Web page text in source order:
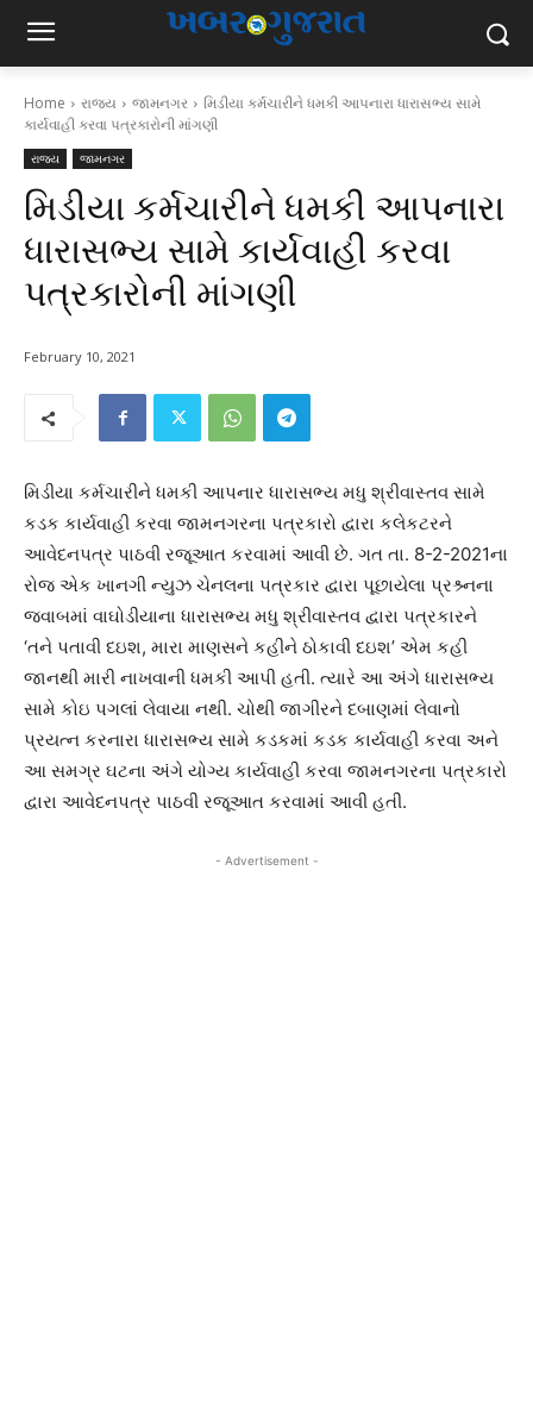
Home રાજ્ય જામનગર
મિડીયા કર્મચારીને ધમકી આપનારા ધારાસભ્ય સામે
કાર્યવાહી કરવા પત્રકારોની માંગણી
રાજ્ય જામનગર
મિડીયા કર્મચારીને ધમકી આપનારા
ધારાસભ્ય સામે કાર્યવાહી કરવા
પત્રકારોની માંગણી
February 10, 2021
મિડીયા કર્મચારીને ધમકી આપનાર ધારાસભ્ય મધુ શ્રીવાસ્તવ સામે
કડક કાર્યવાહી કરવા જામનગરના પત્રકારો દ્વારા કલેકટરને
આવેદનપત્ર પાઠવી રજૂઆત કરવામાં આવી છે. ગત તા. 8-2-2021ના
રોજ એક ખાનગી ન્યુઝ ચેનલના પત્રકાર દ્વારા પૂછાયેલા પ્રશ્ર્નના
જવાબમાં વાઘોડીયાના ધારાસભ્ય મધુ શ્રીવાસ્તવ દ્વારા પત્રકારને
‘તને પતાવી દઇશ, મારા માણસને કહીને ઠોકાવી દઇશ’ એમ કહી
જાનથી મારી નાખવાની ધમકી આપી હતી. ત્યારે આ અંગે ધારાસભ્ય
સામે કોઇ પગલાં લેવાયા નથી. ચોથી જાગીરને દબાણમાં લેવાનો
પ્રયત્ન કરનારા ધારાસભ્ય સામે કડકમાં કડક કાર્યવાહી કરવા અને
આ સમગ્ર ઘટના અંગે યોગ્ય કાર્યવાહી કરવા જામનગરના પત્રકારો
દ્વારા આવેદનપત્ર પાઠવી રજૂઆત કરવામાં આવી હતી.
- Advertisement -